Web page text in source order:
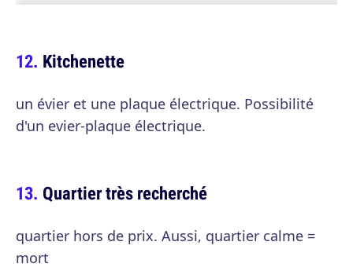
Kitchenette
un évier et une plaque électrique. Possibilité
d'un evier-plaque électrique.
Quartier très recherché
quartier hors de prix. Aussi, quartier calme =
mort